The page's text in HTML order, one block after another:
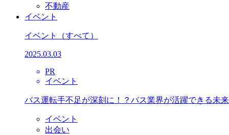
不動産
イベント
イベント （すべて）
2025.03.03
PR
イベント
バス運転手不足が深刻に！？バス業界が活躍できる未
イベント
出会い